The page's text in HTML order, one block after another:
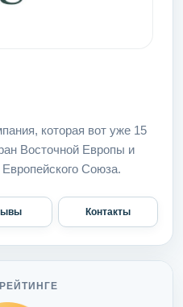
которая вот уже 15
Восточной Европы и
Союза.
Контакты